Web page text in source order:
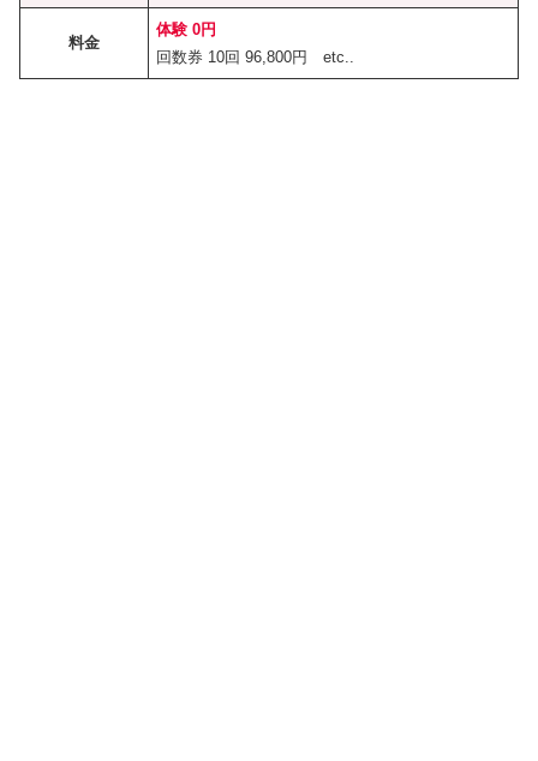
料金
体験 0円
回数券 10回 96,800円 etc..